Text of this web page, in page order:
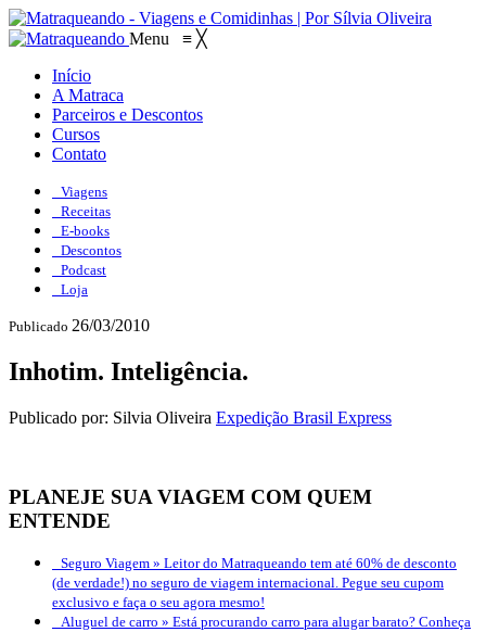
Menu ≡ ╳
Início
A Matraca
Parceiros e Descontos
Cursos
Contato
Viagens
Receitas
E-books
Descontos
Podcast
Loja
Publicado 26/03/2010
Inhotim. Inteligência.
Publicado por: Silvia Oliveira Expedição Brasil Express
PLANEJE SUA VIAGEM COM QUEM
ENTENDE
Seguro Viagem » Leitor do Matraqueando tem até 60% de desconto
(de verdade!) no seguro de viagem internacional. Pegue seu cupom
exclusivo e faça o seu agora mesmo!
Aluguel de carro » Está procurando carro para alugar barato? Conheça